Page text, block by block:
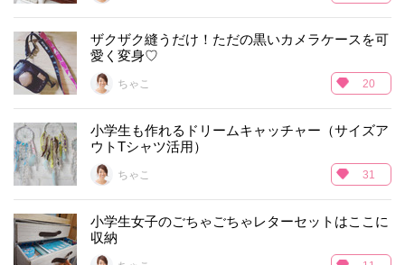
ザクザク縫うだけ！ただの黒いカメラケースを可
愛く変身♡
ちゃこ 20
小学生も作れるドリームキャッチャー（サイズア
ウトTシャツ活用）
ちゃこ 31
小学生女子のごちゃごちゃレターセットはここに
収納